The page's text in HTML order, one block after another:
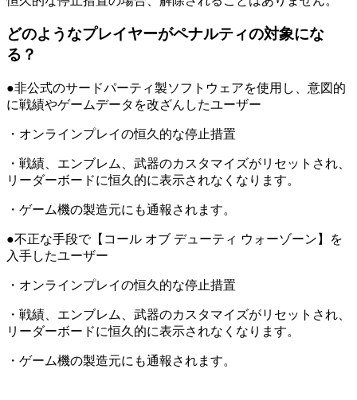
どのようなプレイヤーがペナルティの対象にな
る？
●非公式のサードパーティ製ソフトウェアを使用し、意図的
に戦績やゲームデータを改ざんしたユーザー
・オンラインプレイの恒久的な停止措置
・戦績、エンブレム、武器のカスタマイズがリセットされ、
リーダーボードに恒久的に表示されなくなります。
・ゲーム機の製造元にも通報されます。
●不正な手段で【コール オブ デューティ ウォーゾーン】を
入手したユーザー
・オンラインプレイの恒久的な停止措置
・戦績、エンブレム、武器のカスタマイズがリセットされ、
リーダーボードに恒久的に表示されなくなります。
・ゲーム機の製造元にも通報されます。